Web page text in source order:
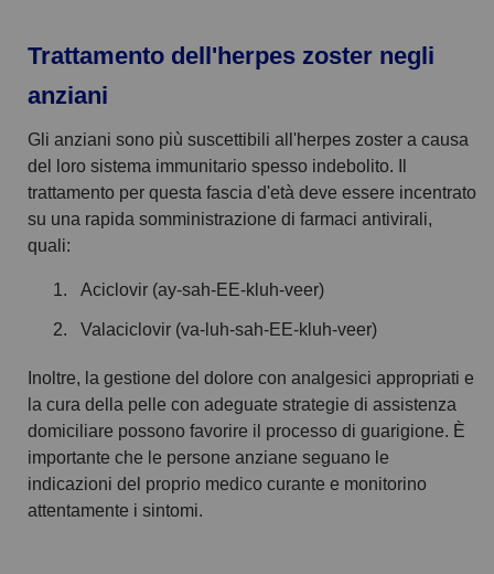
Trattamento dell'herpes zoster negli
anziani
Gli anziani sono più suscettibili all'herpes zoster a causa
del loro sistema immunitario spesso indebolito. Il
trattamento per questa fascia d'età deve essere incentrato
su una rapida somministrazione di farmaci antivirali,
quali:
Aciclovir (ay-sah-EE-kluh-veer)
Valaciclovir (va-luh-sah-EE-kluh-veer)
Inoltre, la gestione del dolore con analgesici appropriati e
la cura della pelle con adeguate strategie di assistenza
domiciliare possono favorire il processo di guarigione. È
importante che le persone anziane seguano le
indicazioni del proprio medico curante e monitorino
attentamente i sintomi.